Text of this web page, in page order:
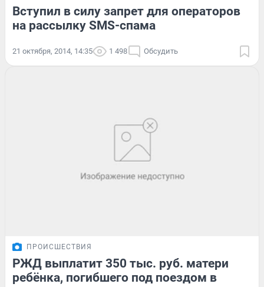
Вступил в силу запрет для операторов
на рассылку SMS-спама
21 октября, 2014, 14:35 1 498 Обсудить
ПРОИСШЕСТВИЯ
РЖД выплатит 350 тыс. руб. матери
ребёнка, погибшего под поездом в